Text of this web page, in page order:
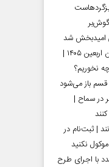
گوش‌بر
امیدبخش شد
توصیه‌های تغذیه‌ای برای زائران اربعین ۱۴۰۵ |
نخوریم؟
در سماح |
اربعین ۱۴۰۵ بخوانند | ثبت‌نام در
نکنید
با اجرای طرح